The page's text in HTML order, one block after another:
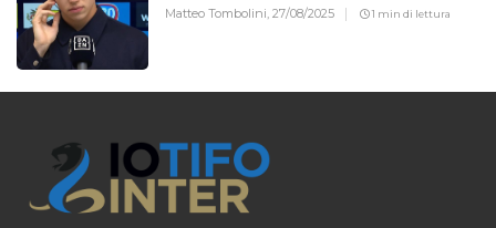
Matteo Tombolini,27/08/2025 1 min di lettura